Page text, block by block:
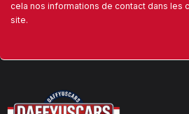
cela nos informations de contact dans les
site.